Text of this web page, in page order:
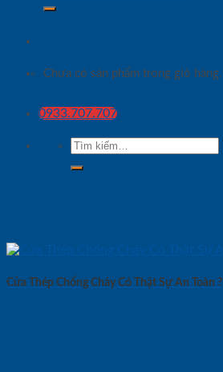
Chưa có sản phẩm trong giỏ hàng.
0933.707.707
Tìm
kiếm:
Cửa Thép Chống Cháy Có Thật Sự An Toàn ?